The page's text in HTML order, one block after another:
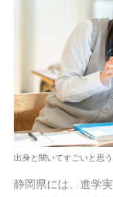
出身と聞いてすごいと思
静岡県には、進学